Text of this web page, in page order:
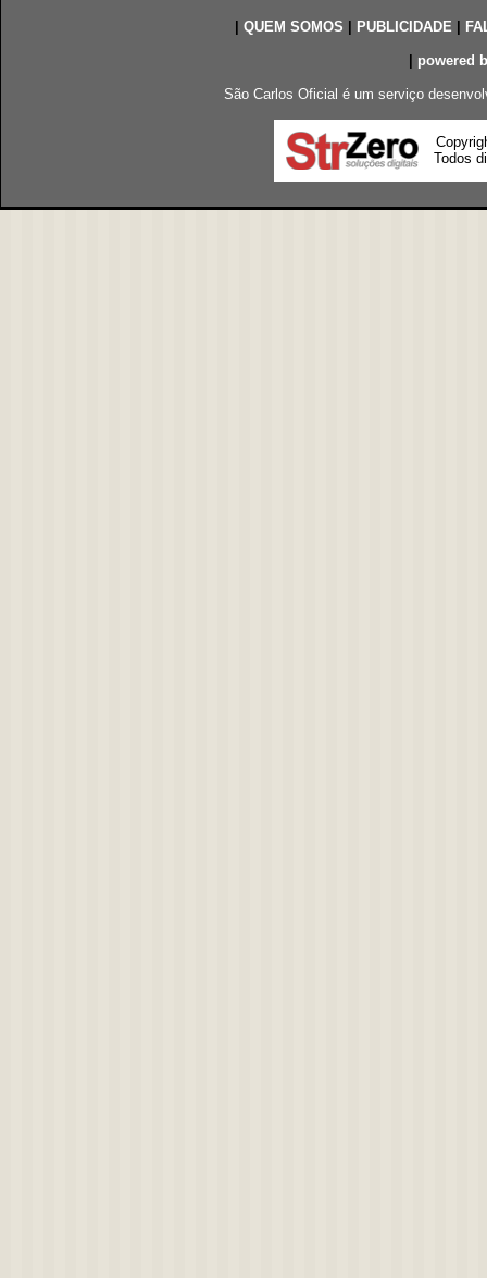
QUEM SOMOS PUBLICIDADE|
powered
São Carlos Oficial é um serviço
Todos